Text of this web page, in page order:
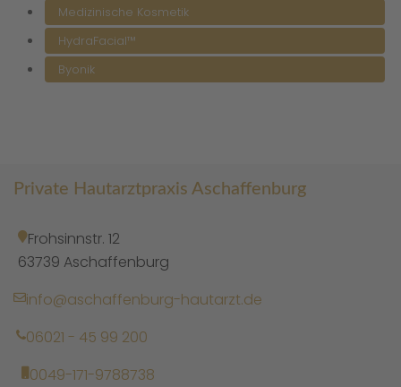
Medizinische Kosmetik
HydraFacial™
Byonik
Private Hautarztpraxis Aschaffenburg
Frohsinnstr. 12
63739 Aschaffenburg
info@aschaffenburg-hautarzt.de
06021 - 45 99 200
0049-171-9788738